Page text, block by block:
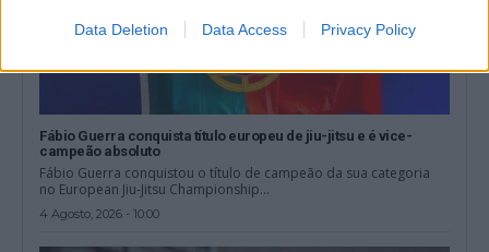
Data Deletion Data Access Privacy Policy
Fábio Guerra conquista título europeu de jiu-jitsu e é vice-
campeão absoluto
Fábio Guerra conquistou o título de campeão da sua categoria
no European Jiu-Jitsu Championship...
4 Agosto, 2026 - 10:00